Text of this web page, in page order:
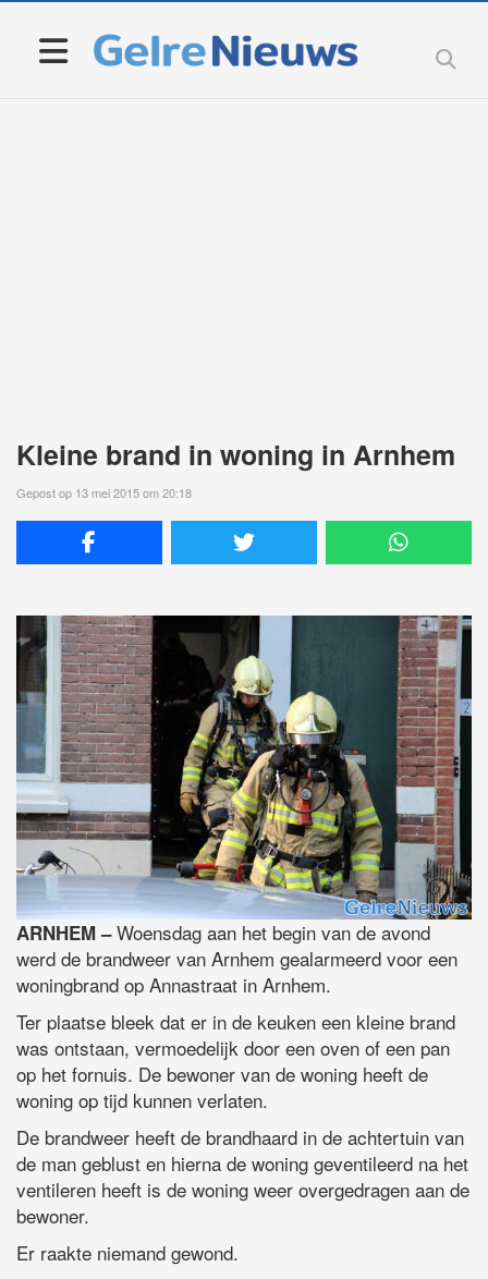
Kleine brand in woning in Arnhem
Gepost op 13 mei 2015 om 20:18
ARNHEM –Woensdag aan het begin van de avond
werd de brandweer van Arnhem gealarmeerd voor een
woningbrand op Annastraat in Arnhem.
Ter plaatse bleek dat er in de keuken een kleine brand
was ontstaan, vermoedelijk door een oven of een pan
op het fornuis. De bewoner van de woning heeft de
woning op tijd kunnen verlaten.
De brandweer heeft de brandhaard in de achtertuin van
de man geblust en hierna de woning geventileerd na het
ventileren heeft is de woning weer overgedragen aan de
bewoner.
Er raakte niemand gewond.